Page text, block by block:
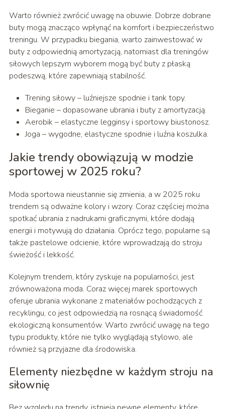
Warto również zwrócić uwagę na obuwie. Dobrze dobrane
buty mogą znacząco wpłynąć na komfort i bezpieczeństwo
treningu. W przypadku biegania, warto zainwestować w
buty z odpowiednią amortyzacją, natomiast dla treningów
siłowych lepszym wyborem mogą być buty z płaską
podeszwą, które zapewniają stabilność.
Trening siłowy – luźniejsze spodnie i tank topy.
Bieganie – dopasowane ubrania i buty z amortyzacją.
Aerobik – elastyczne legginsy i sportowy biustonosz.
Joga – wygodne, elastyczne spodnie i luźna koszulka.
Jakie trendy obowiązują w modzie
sportowej w 2025 roku?
Moda sportowa nieustannie się zmienia, a w 2025 roku
trendem są odważne kolory i wzory. Coraz częściej można
spotkać ubrania z nadrukami graficznymi, które dodają
energii i motywują do działania. Oprócz tego, popularne są
także pastelowe odcienie, które wprowadzają do stroju
świeżość i lekkość.
Kolejnym trendem, który zyskuje na popularności, jest
zrównoważona moda. Coraz więcej marek sportowych
oferuje ubrania wykonane z materiałów pochodzących z
recyklingu, co jest odpowiedzią na rosnącą świadomość
ekologiczną konsumentów. Warto zwrócić uwagę na tego
typu produkty, które nie tylko wyglądają stylowo, ale
również są przyjazne dla środowiska.
Elementy niezbędne w każdym stroju na
siłownię